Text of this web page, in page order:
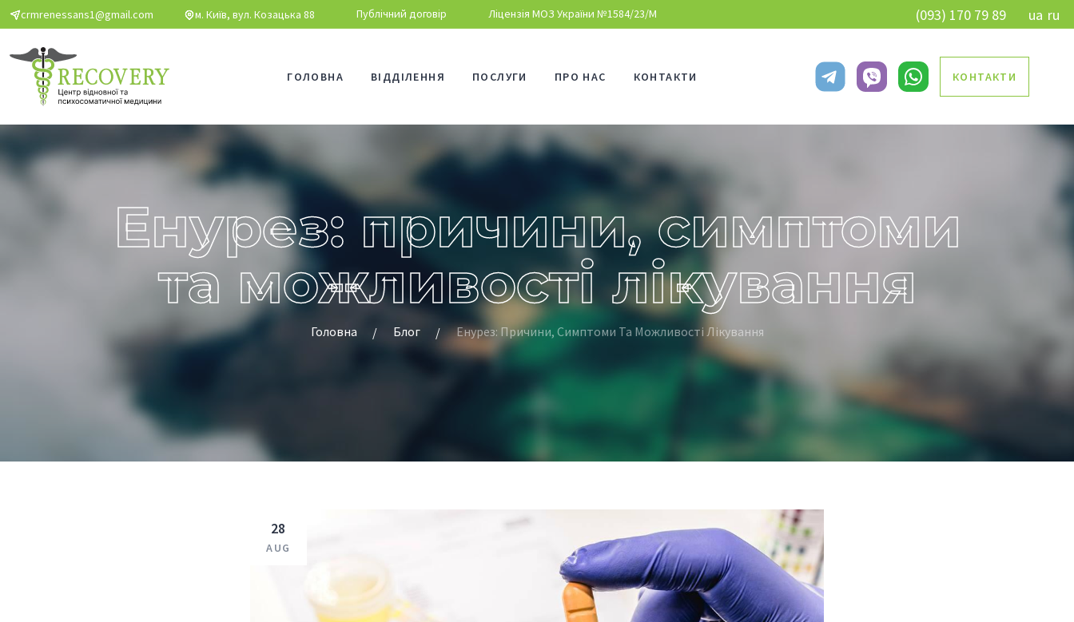
Перейти до основного вмісту
crmrenessans1@gmail.com м. Київ, вул. Козацька 88 Публічний договір Ліцензія МОЗ України №1584/23/М (093) 170 79 89 ua ru
ГОЛОВНА ВІДДІЛЕННЯ ПОСЛУГИ ПРО НАС КОНТАКТИ КОНТАКТИ
Енурез: причини, симптоми
та можливості лікування
Головна Блог Енурез: Причини, Симптоми Та Можливості Лікування
28
AUG